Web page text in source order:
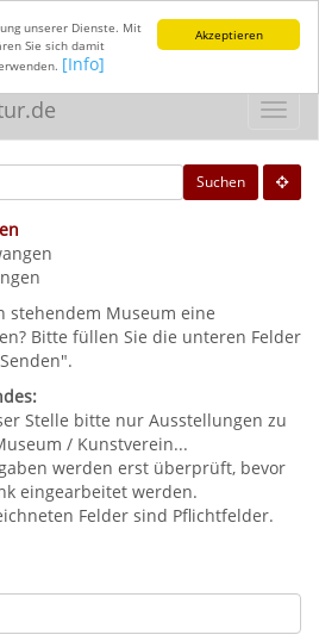
Akzeptieren
unserer Dienste. Mit
Sie sich damit
[Info]
Suchen
stehendem Museum eine
Bitte füllen Sie die unteren Felder
Stelle bitte nur Ausstellungen zu
/ Kunstverein...
werden erst überprüft, bevor
eingearbeitet werden.
Felder sind Pflichtfelder.